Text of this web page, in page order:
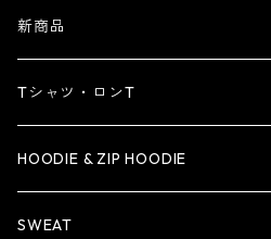
新商品
Tシャツ・ロンT
Tシャツ
ロンT
HOODIE & ZIP HOODIE
HOODIE
SWEAT